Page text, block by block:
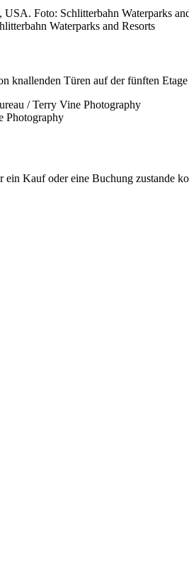
Waterparks and Resorts
knallenden Türen auf der fünften
Photography
Kauf oder eine Buchung zustande